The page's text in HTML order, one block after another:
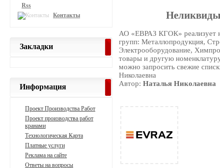
АО «ЕВРАЗ КГОК» реализует
групп: Металлопродукция,
Электрооборудование,
товары и другую
можно запросить свежие
Николаевна
Автор:Наталья Николаевна
Rss
Контакты
Закладки
Информация
Проект Производства Работ
Проект производства работ
кранами
Технологическая Карта
Платные услуги
Реклама на сайте
Ответы на вопросы